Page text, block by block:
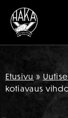
Siirry sisältöön
Etusivu »
kotiavaus